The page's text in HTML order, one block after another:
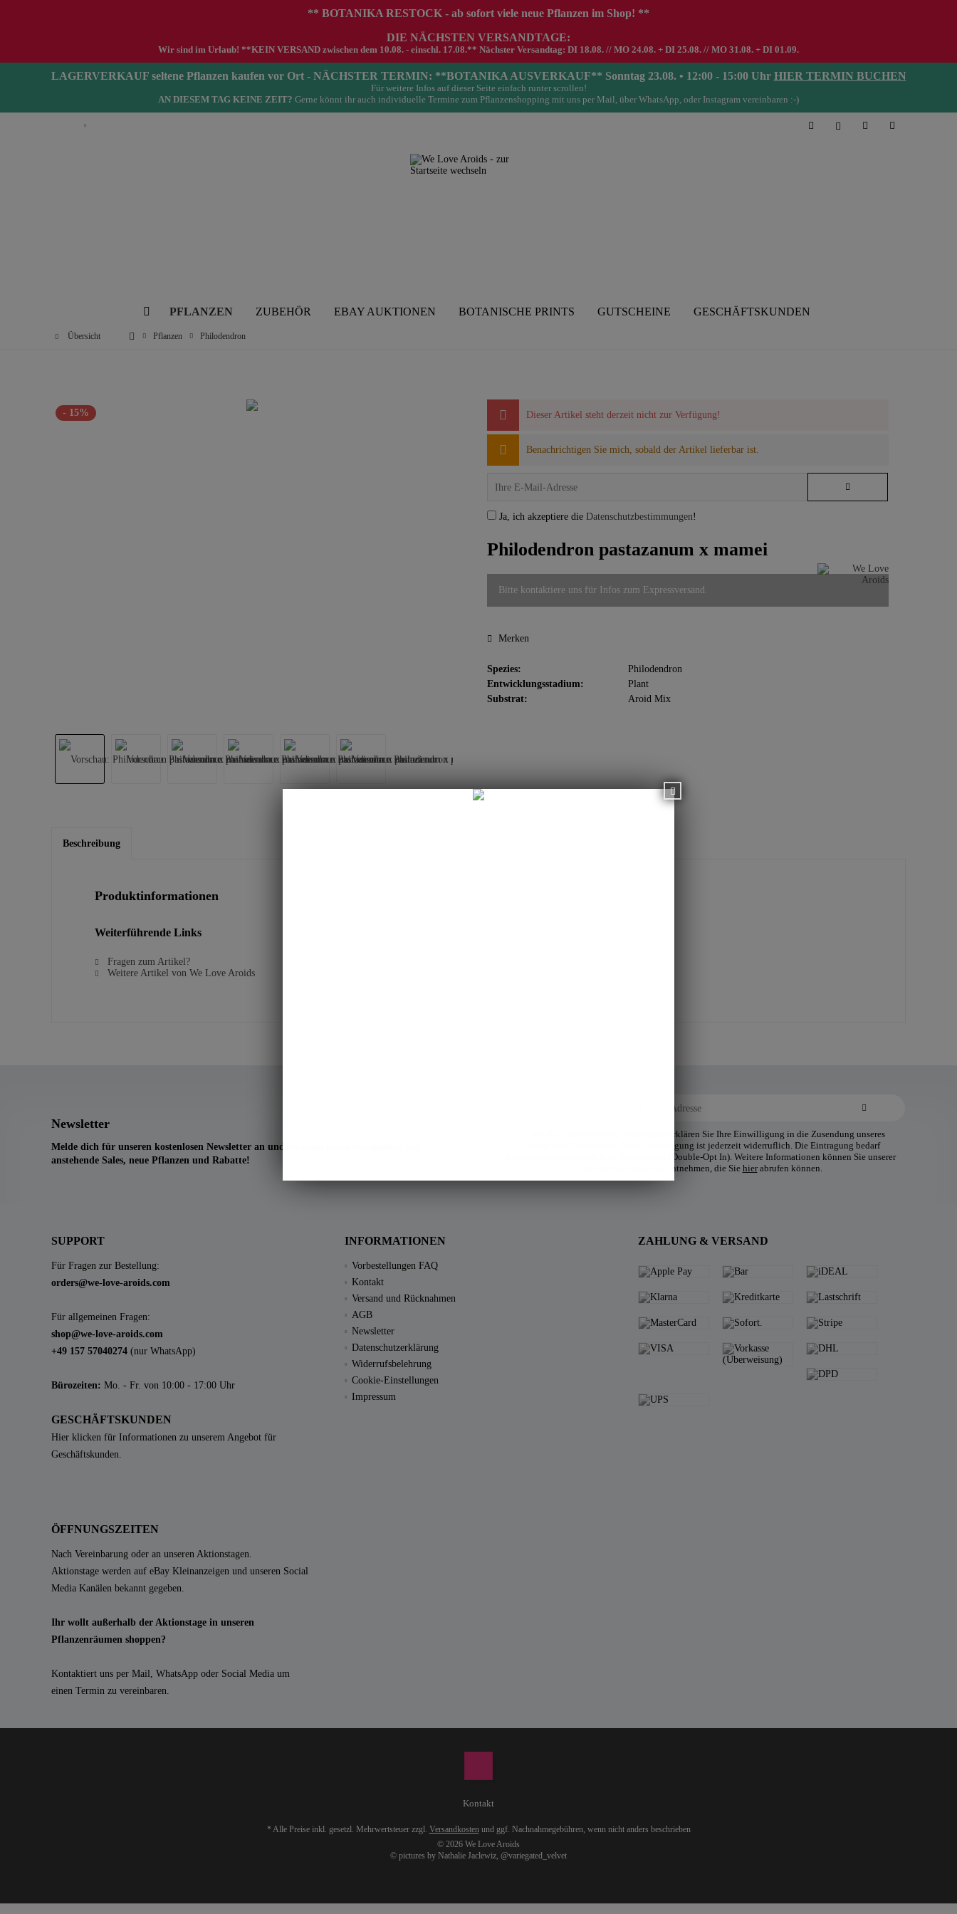
** BOTANIKA RESTOCK - ab sofort viele neue Pflanzen im Shop! **
DIE NÄCHSTEN VERSANDTAGE:
Wir sind im Urlaub! **KEIN VERSAND zwischen dem 10.08. - einschl. 17.08.** Nächster Versandtag: DI 18.08. // MO 24.08. + DI 25.08. // MO 31.08. + DI 01.09.
LAGERVERKAUF seltene Pflanzen kaufen vor Ort - NÄCHSTER TERMIN: **BOTANIKA AUSVERKAUF** Sonntag 23.08. • 12:00 - 15:00 Uhr HIER TERMIN BUCHEN
Für weitere Infos auf dieser Seite einfach runter scrollen!
AN DIESEM TAG KEINE ZEIT? Gerne könnt ihr auch individuelle Termine zum Pflanzenshopping mit uns per Mail, über WhatsApp, oder Instagram vereinbaren :-)
PFLANZEN ZUBEHÖR EBAY AUKTIONEN BOTANISCHE PRINTS GUTSCHEINE GESCHÄFTSKUNDEN
Übersicht Pflanzen Philodendron
- 15% Dieser Artikel steht derzeit nicht zur Verfügung!
Benachrichtigen Sie mich, sobald der Artikel lieferbar ist.
Ja, ich akzeptiere die Datenschutzbestimmungen!
Philodendron pastazanum x mamei
Bitte kontaktiere uns für Infos zum Expressversand.
Merken
Spezies:
Philodendron
Entwicklungsstadium:
Plant
Substrat:
Aroid Mix
Beschreibung
Produktinformationen
Weiterführende Links
Fragen zum Artikel?
Weitere Artikel von We Love Aroids
Newsletter
Melde dich für unseren kostenlosen Newsletter an und verpasse keine Neuigkeiten wie
anstehende Sales, neue Pflanzen und Rabatte!
Mit der Absendung der Anmeldung erklären Sie Ihre Einwilligung in die Zusendung unseres
kostenlosen Newsletters. Diese Einwilligung ist jederzeit widerruflich. Die Eintragung bedarf
selbstverständlich noch Ihrer Bestätigung (Double-Opt In). Weitere Informationen können Sie unserer
Datenschutzerklärung entnehmen, die Sie hierabrufen können.
SUPPORT
Für Fragen zur Bestellung:
orders@we-love-aroids.com
Für allgemeinen Fragen:
shop@we-love-aroids.com
+49 157 57040274 (nur WhatsApp)
Bürozeiten: Mo. - Fr. von 10:00 - 17:00 Uhr
GESCHÄFTSKUNDEN
Hier klicken für Informationen zu unserem Angebot für
Geschäftskunden.
INFORMATIONEN
Vorbestellungen FAQ
Kontakt
Versand und Rücknahmen
AGB
Newsletter
Datenschutzerklärung
Widerrufsbelehrung
Cookie-Einstellungen
Impressum
ZAHLUNG & VERSAND
ÖFFNUNGSZEITEN
Nach Vereinbarung oder an unseren Aktionstagen.
Aktionstage werden auf eBay Kleinanzeigen und unseren Social
Media Kanälen bekannt gegeben.
Ihr wollt außerhalb der Aktionstage in unseren
Pflanzenräumen shoppen?
Kontaktiert uns per Mail, WhatsApp oder Social Media um
einen Termin zu vereinbaren.
Kontakt
* Alle Preise inkl. gesetzl. Mehrwertsteuer zzgl. Versandkostenund ggf. Nachnahmegebühren, wenn nicht anders beschrieben
© 2026 We Love Aroids
© pictures by Nathalie Jaclewiz, @variegated_velvet